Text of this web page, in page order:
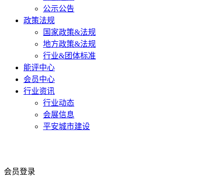
公示公告
政策法规
国家政策&法规
地方政策&法规
行业&团体标准
能评中心
会员中心
行业资讯
行业动态
会展信息
平安城市建设
会员登录